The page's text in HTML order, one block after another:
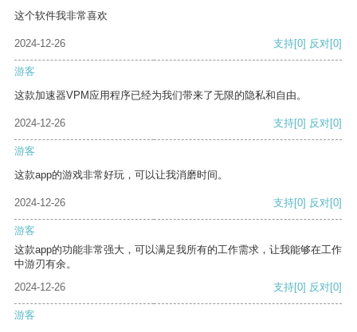
这个软件我非常喜欢
2024-12-26 支持[0] 反对[0]
游客
这款加速器VPM应用程序已经为我们带来了无限的隐私和自由。
2024-12-26 支持[0] 反对[0]
游客
这款app的游戏非常好玩，可以让我消磨时间。
2024-12-26 支持[0] 反对[0]
游客
这款app的功能非常强大，可以满足我所有的工作需求，让我能够在工作
中游刃有余。
2024-12-26
支持[0] 反对[0]
游客